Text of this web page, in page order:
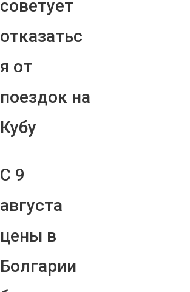
советует
отказатьс
я от
поездок на
Кубу
С 9
августа
цены в
Болгарии